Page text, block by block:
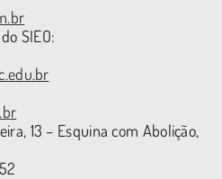
SIEO:
13 – Esquina com Abolição,